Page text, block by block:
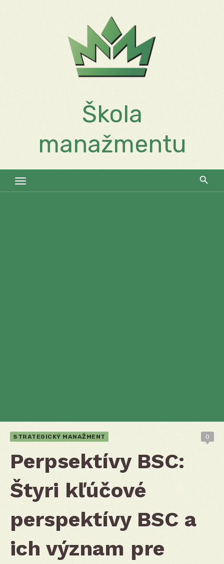
Škola
manažmentu
STRATEGICKÝ MANAŽMENT 0
Perpsektívy BSC:
Štyri kľúčové
perspektívy BSC a
ich význam pre